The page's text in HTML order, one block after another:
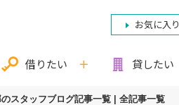
お気に入り
借りたい 貸したい
スタッフブログ記事一覧 | 全記事一覧